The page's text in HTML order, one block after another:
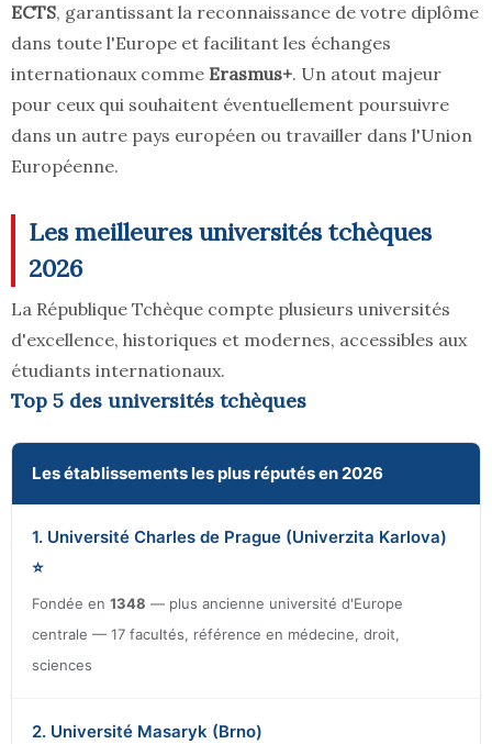
ECTS, garantissant la reconnaissance de votre diplôme
dans toute l'Europe et facilitant les échanges
internationaux comme Erasmus+. Un atout majeur
pour ceux qui souhaitent éventuellement poursuivre
dans un autre pays européen ou travailler dans l'Union
Européenne.
Les meilleures universités tchèques
2026
La République Tchèque compte plusieurs universités
d'excellence, historiques et modernes, accessibles aux
étudiants internationaux.
Top 5 des universités tchèques
Les établissements les plus réputés en 2026
1. Université Charles de Prague (Univerzita Karlova)
⭐
Fondée en 1348 — plus ancienne université d'Europe
centrale — 17 facultés, référence en médecine, droit,
sciences
2. Université Masaryk (Brno)